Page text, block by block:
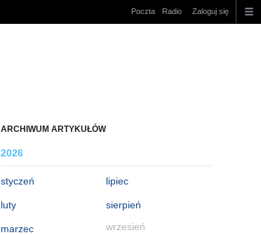
Poczta Radio Zaloguj się
ARCHIWUM ARTYKUŁÓW
2026
styczeń
luty
marzec
lipiec
sierpień
wrzesień